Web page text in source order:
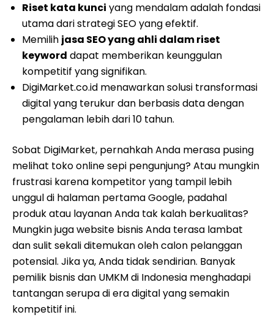
Riset kata kunci yang mendalam adalah fondasi
utama dari strategi SEO yang efektif.
Memilih jasa SEO yang ahli dalam riset
keyword dapat memberikan keunggulan
kompetitif yang signifikan.
DigiMarket.co.id menawarkan solusi transformasi
digital yang terukur dan berbasis data dengan
pengalaman lebih dari 10 tahun.
Sobat DigiMarket, pernahkah Anda merasa pusing
melihat toko online sepi pengunjung? Atau mungkin
frustrasi karena kompetitor yang tampil lebih
unggul di halaman pertama Google, padahal
produk atau layanan Anda tak kalah berkualitas?
Mungkin juga website bisnis Anda terasa lambat
dan sulit sekali ditemukan oleh calon pelanggan
potensial. Jika ya, Anda tidak sendirian. Banyak
pemilik bisnis dan UMKM di Indonesia menghadapi
tantangan serupa di era digital yang semakin
kompetitif ini.